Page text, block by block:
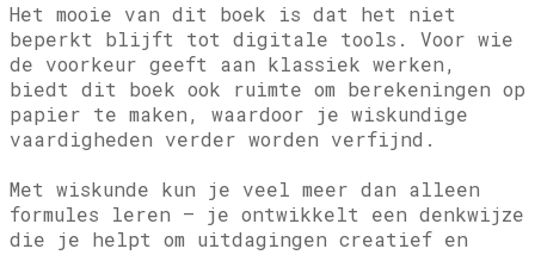
Het mooie van dit boek is dat het niet
beperkt blijft tot digitale tools. Voor wie
de voorkeur geeft aan klassiek werken,
biedt dit boek ook ruimte om berekeningen op
papier te maken, waardoor je wiskundige
vaardigheden verder worden verfijnd.
Met wiskunde kun je veel meer dan alleen
formules leren – je ontwikkelt een denkwijze
die je helpt om uitdagingen creatief en